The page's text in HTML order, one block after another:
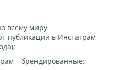
всему миру
публикации в Инстаграм
– брендированные;